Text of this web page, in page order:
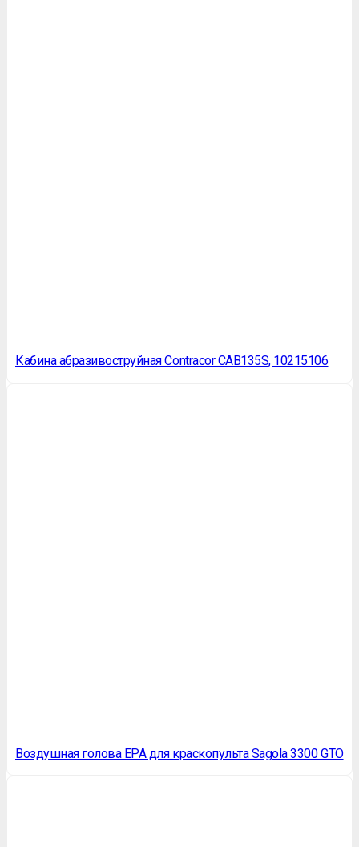
Кабина абразивоструйная Contracor CAB135S, 10215106
Воздушная голова EPA для краскопульта Sagola 3300 GTO